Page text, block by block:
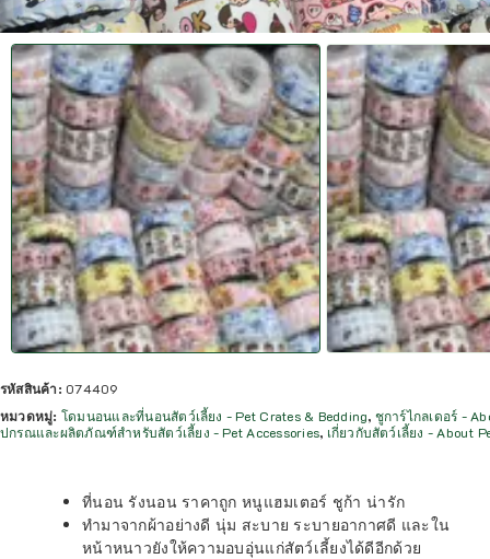
รหัสสินค้า: 074409
หมวดหมู่: โดมนอนและที่นอนสัตว์เลี้ยง - Pet Crates & Bedding, ชูการ์ไกลเดอร์ -
ปกรณและผลิตภัณฑ์สำหรับสัตว์เลี้ยง - Pet Accessories, เกี่ยวกับสัตว์เลี้ยง - About
ที่นอน รังนอน ราคาถูก หนูแฮมเตอร์ ชูก้า น่ารัก
ทำมาจากผ้าอย่างดี นุ่ม สะบาย ระบายอากาศดี และใน
หน้าหนาวยังให้ความอบอุ่นแก่สัตว์เลี้ยงได้ดีอีกด้วย